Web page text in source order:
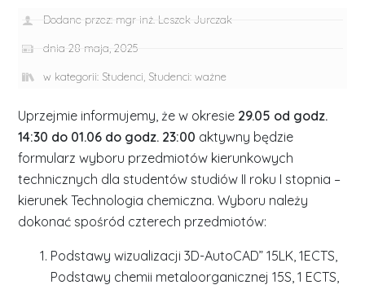
Dodane przez: mgr inż. Leszek Jurczak
dnia 28 maja, 2025
w kategorii: Studenci, Studenci: ważne
Uprzejmie informujemy, że w okresie 29.05 od godz.
14:30 do 01.06 do godz. 23:00 aktywny będzie
formularz wyboru przedmiotów kierunkowych
technicznych dla studentów studiów II roku I stopnia –
kierunek Technologia chemiczna. Wyboru należy
dokonać spośród czterech przedmiotów:
Podstawy wizualizacji 3D-AutoCAD” 15LK, 1ECTS,
Podstawy chemii metaloorganicznej 15S, 1 ECTS,